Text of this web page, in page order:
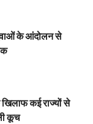
के आंदोलन से
कई राज्यों से
कूच